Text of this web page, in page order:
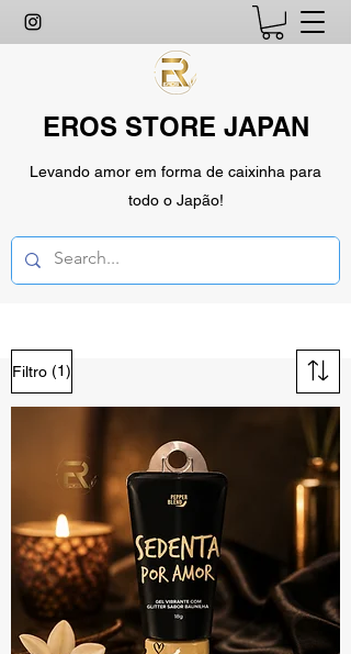
EROS STORE JAPAN
Levando amor em forma de caixinha para
todo o Japão!
Filtro (1)